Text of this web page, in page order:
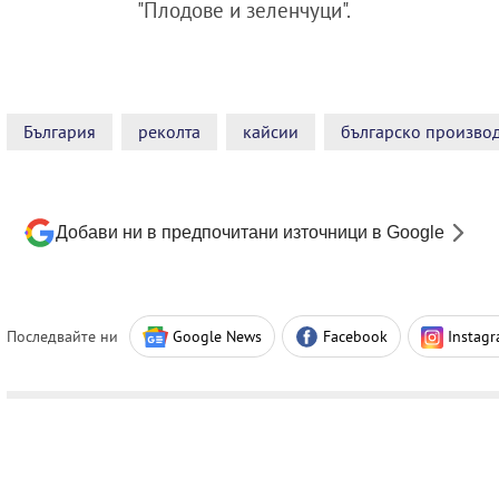
"Плодове и зеленчуци".
България реколта кайсии българско
Добави ни в предпочитани източници в Google
Последвайте ни Google News Facebook